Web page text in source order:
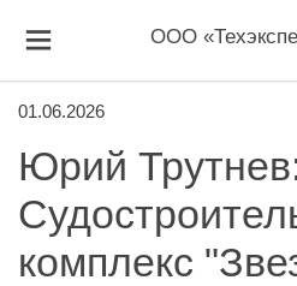
ООО
01.06.2026
Юрий
комплекс